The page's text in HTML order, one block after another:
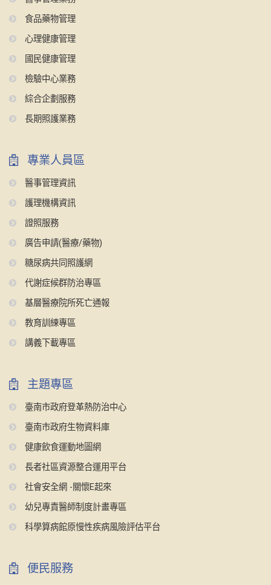
食品藥物管理
心理健康管理
國民健康管理
檢驗中心業務
綜合企劃服務
長期照護業務
專業人員區
醫事管理資訊
護理機構資訊
證照服務
廣告申請(醫療/藥物)
糖尿病共同照護網
代謝症候群防治專區
基層醫療院所死亡通報
教育訓練專區
講義下載專區
主題專區
臺南市政府登革熱防治中心
臺南市政府生物資料庫
健康飲食運動地圖網
長者社區資源整合運用平台
社會安全網 -關懷E起來
幼兒專責醫師制度計畫專區
科學算病館原慢性疾病風險評估平台
便民服務